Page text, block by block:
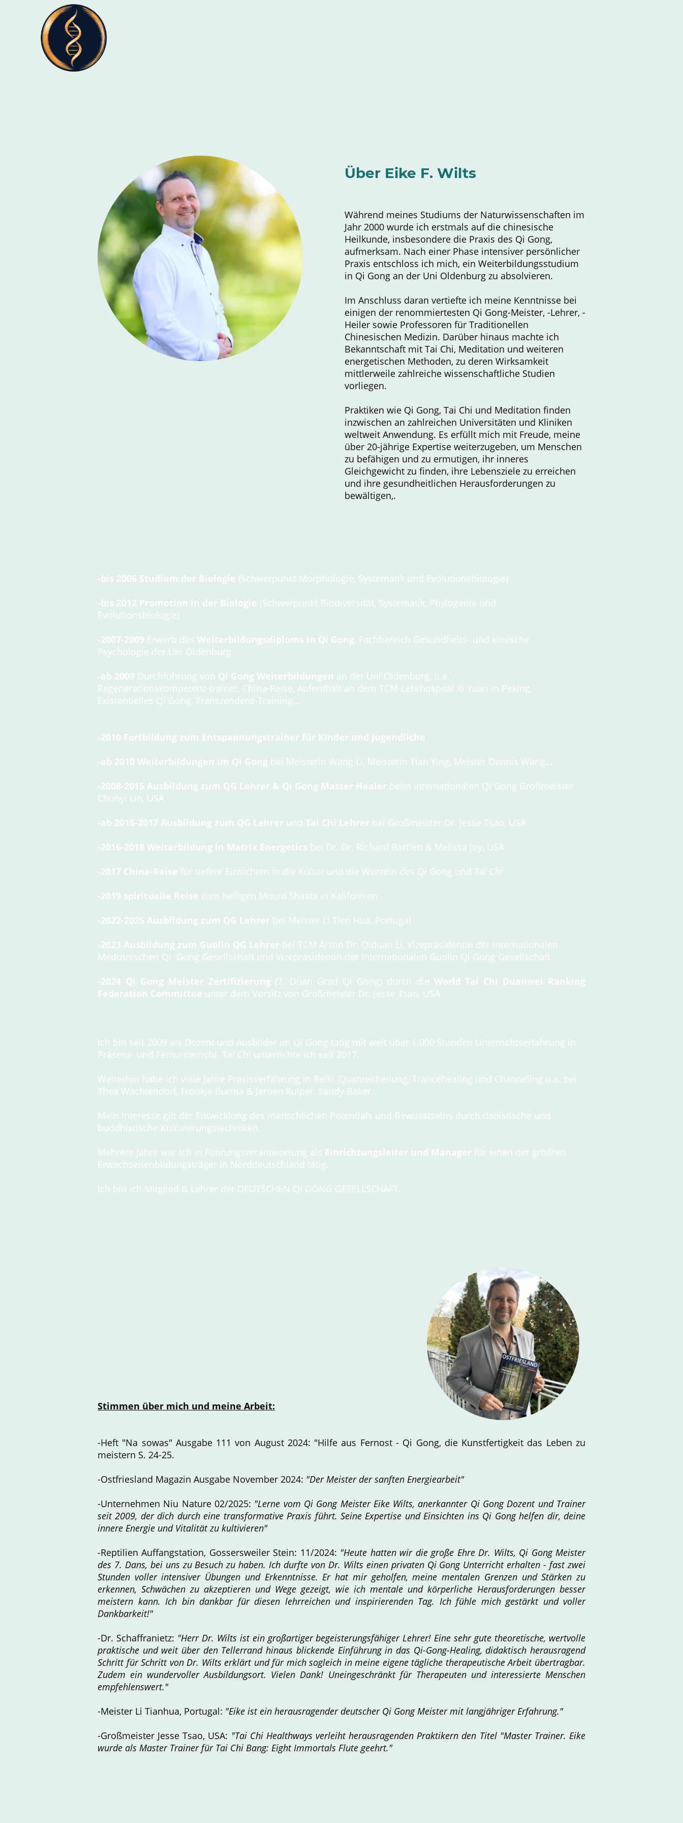
Über Eike F. Wilts
Während meines Studiums der Naturwissenschaften im
Jahr 2000 wurde ich erstmals auf die chinesische
Heilkunde, insbesondere die Praxis des Qi Gong,
aufmerksam. Nach einer Phase intensiver persönlicher
Praxis entschloss ich mich, ein Weiterbildungsstudium
in Qi Gong an der Uni Oldenburg zu absolvieren.
Im Anschluss daran vertiefte ich meine Kenntnisse bei
einigen der renommiertesten Qi Gong-Meister, -Lehrer, -
Heiler sowie Professoren für Traditionellen
Chinesischen Medizin. Darüber hinaus machte ich
Bekanntschaft mit Tai Chi, Meditation und weiteren
energetischen Methoden, zu deren Wirksamkeit
mittlerweile zahlreiche wissenschaftliche Studien
vorliegen.
Praktiken wie Qi Gong, Tai Chi und Meditation finden
inzwischen an zahlreichen Universitäten und Kliniken
weltweit Anwendung. Es erfüllt mich mit Freude, meine
über 20-jährige Expertise weiterzugeben, um Menschen
zu befähigen und zu ermutigen, ihr inneres
Gleichgewicht zu finden, ihre Lebensziele zu erreichen
und ihre gesundheitlichen Herausforderungen zu
bewältigen,.
-bis 2006 Studium der Biologie (Schwerpunkt Morphologie, Systematik und Evolutionsbiologie)
-bis 2012 Promotion in der Biologie (Schwerpunkt Biodiversität, Systematik, Phylogenie und
Evolutionsbiologie)
-2007-2009 Erwerb des Weiterbildungsdiploms in Qi Gong, Fachbereich Gesundheits- und klinische
Psychologie der Uni Oldenburg
-ab 2009 Durchführung von Qi Gong Weiterbildungen an der Uni Oldenburg, u.a.
Regenerationskompetenz-trainer, China-Reise, Aufenthalt an dem TCM-Lehrhospital Xi Yuan in Peking,
Existentielles Qi Gong, Transzendenz-Training...
-2010 Fortbildung zum Entspannungstrainer für Kinder und Jugendliche
-ab 2010 Weiterbildungen im Qi Gong bei Meisterin Wang Li, Meisterin Tian Ying, Meister Dennis Wang...
-2008-2015 Ausbildung zum QG Lehrer & Qi Gong Master Healer beim internationalen Qi Gong Großmeister
Chunyi Lin, USA
-ab 2015-2017 Ausbildung zum QG Lehrer und Tai Chi Lehrer bei Großmeister Dr. Jesse Tsao, USA
-2016-2018 Weiterbildung in Matrix Energetics bei Dr. Dr. Richard Bartlett & Melissa Joy, USA
-2017 China-Reise für tiefere Einsichten in die Kultur und die Wurzeln des Qi Gong und Tai Chi
-2019 spirituelle Reise zum heiligen Mount Shasta in Kalifornien
-2022-2025 Ausbildung zum QG Lehrer bei Meister Li Tien Hua, Portugal
-2023 Ausbildung zum Guolin QG Lehrer bei TCM Ärztin Dr. Qiduan Li, Vizepräsidentin der Internationalen
Medizinischen Qi Gong Gesellschaft und Vizepräsidentin der Internationalen Guolin Qi Gong Gesellschaft
-2024 Qi Gong Meister Zertifizierung (7. Duan Grad Qi Gong) durch die World Tai Chi Duanwei Ranking
Federation Committee unter dem Vorsitz von Großmeister Dr. Jesse Tsao, USA
Ich bin seit 2009 als Dozent und Ausbilder im Qi Gong tätig mit weit über 1.000 Stunden Unterrichtserfahrung in
Präsenz- und Fernunterricht. Tai Chi unterrichte ich seit 2017.
Weiterhin habe ich viele Jahre Praxisverfahrung in Reiki, Quantenheilung, Trancehealing und Channeling u.a. bei
Thea Wachtendorf, Froukje Burma & Jeroen Kuiper, Sandy Baker.
Mein Interesse gilt der Entwicklung des menschlichen Potentials und Bewusstseins durch daoistische und
buddhistische Kultivierungstechniken.
Mehrere Jahre war ich in Führungsverantwortung als Einrichtungsleiter und Manager für einen der größten
Erwachsenenbildungsträger in Norddeutschland tätig.
Ich bin ich Mitglied & Lehrer der DEUTSCHEN QI GONG GESELLSCHAFT.
Stimmen über mich und meine Arbeit:
-Heft "Na sowas" Ausgabe 111 von August 2024: "Hilfe aus Fernost - Qi Gong, die Kunstfertigkeit das Leben zu
meistern S. 24-25.
-Ostfriesland Magazin Ausgabe November 2024: "Der Meister der sanften Energiearbeit"
-Unternehmen Niu Nature 02/2025: "Lerne vom Qi Gong Meister Eike Wilts, anerkannter Qi Gong Dozent und Trainer
seit 2009, der dich durch eine transformative Praxis führt. Seine Expertise und Einsichten ins Qi Gong helfen dir, deine
innere Energie und Vitalität zu kultivieren"
-Reptilien Auffangstation, Gossersweiler Stein: 11/2024: "Heute hatten wir die große Ehre Dr. Wilts, Qi Gong Meister
des 7. Dans, bei uns zu Besuch zu haben. Ich durfte von Dr. Wilts einen privaten Qi Gong Unterricht erhalten - fast zwei
Stunden voller intensiver Übungen und Erkenntnisse. Er hat mir geholfen, meine mentalen Grenzen und Stärken zu
erkennen, Schwächen zu akzeptieren und Wege gezeigt, wie ich mentale und körperliche Herausforderungen besser
meistern kann. Ich bin dankbar für diesen lehrreichen und inspirierenden Tag. Ich fühle mich gestärkt und voller
Dankbarkeit!"
-Dr. Schaffranietz: "Herr Dr. Wilts ist ein großartiger begeisterungsfähiger Lehrer! Eine sehr gute theoretische, wertvolle
praktische und weit über den Tellerrand hinaus blickende Einführung in das Qi-Gong-Healing, didaktisch herausragend
Schritt für Schritt von Dr. Wilts erklärt und für mich sogleich in meine eigene tägliche therapeutische Arbeit übertragbar.
Zudem ein wundervoller Ausbildungsort. Vielen Dank! Uneingeschränkt für Therapeuten und interessierte Menschen
empfehlenswert."
-Meister Li Tianhua, Portugal: "Eike ist ein herausragender deutscher Qi Gong Meister mit langjähriger Erfahrung."
-Großmeister Jesse Tsao, USA: "Tai Chi Healthways verleiht herausragenden Praktikern den Titel "Master Trainer. Eike
wurde als Master Trainer für Tai Chi Bang: Eight Immortals Flute geehrt."